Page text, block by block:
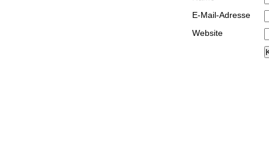
E-Mail-Adresse
Website